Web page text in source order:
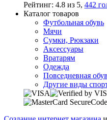
Рейтинг: 4.8 из 5, 442
Каталог товаров
Футбольная обувь
Мячи
Сумки, Рюкзаки
Аксессуары
Вратарям
Одежда
Повседневная
Другие виды